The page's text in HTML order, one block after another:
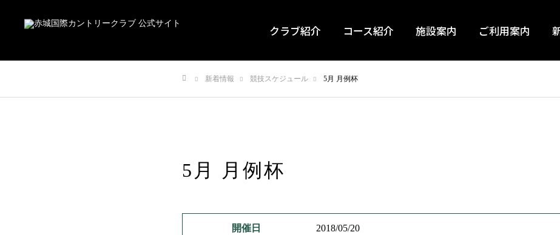
クラブ紹介 コース紹介 施設案内 ご利用案内
新着情報 競技スケジュール 5月 月例杯
5月 月例杯
開催日 2018/05/20